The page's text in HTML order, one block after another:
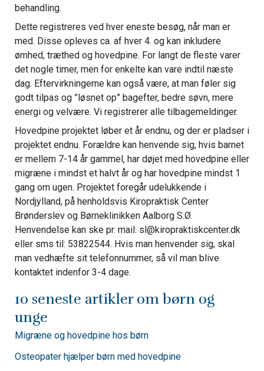
behandling.
Dette registreres ved hver eneste besøg, når man er
med. Disse opleves ca. af hver 4. og kan inkludere
ømhed, træthed og hovedpine. For langt de fleste varer
det nogle timer, men for enkelte kan vare indtil næste
dag. Eftervirkningerne kan også være, at man føler sig
godt tilpas og ”løsnet op” bagefter, bedre søvn, mere
energi og velvære. Vi registrerer alle tilbagemeldinger.
Hovedpine projektet løber et år endnu, og der er pladser i
projektet endnu. Forældre kan henvende sig, hvis barnet
er mellem 7-14 år gammel, har døjet med hovedpine eller
migræne i mindst et halvt år og har hovedpine mindst 1
gang om ugen. Projektet foregår udelukkende i
Nordjylland, på henholdsvis Kiropraktisk Center
Brønderslev og Børneklinikken Aalborg S.Ø.
Henvendelse kan ske pr. mail: sl@kiropraktiskcenter.dk
eller sms til: 53822544. Hvis man henvender sig, skal
man vedhæfte sit telefonnummer, så vil man blive
kontaktet indenfor 3-4 dage.
10 seneste artikler om børn og
unge
Migræne og hovedpine hos børn
Osteopater hjælper børn med hovedpine